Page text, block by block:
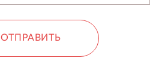
ОТПРАВИТЬ